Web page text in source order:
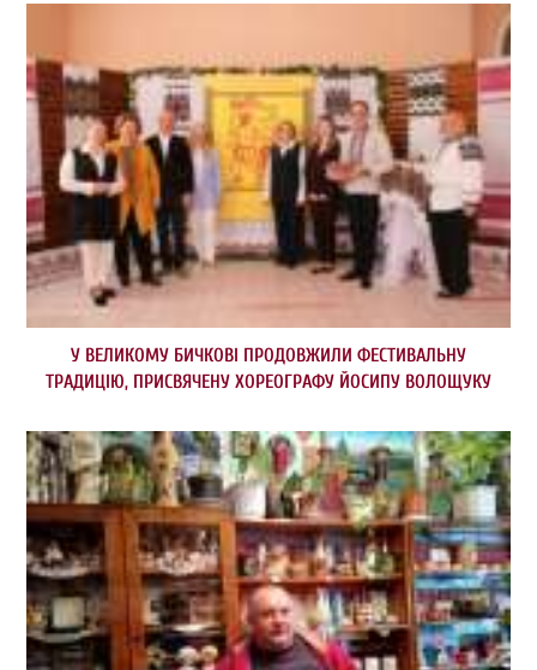
У ВЕЛИКОМУ БИЧКОВІ ПРОДОВЖИЛИ ФЕСТИВАЛЬНУ
ТРАДИЦІЮ, ПРИСВЯЧЕНУ ХОРЕОГРАФУ ЙОСИПУ ВОЛОЩУКУ